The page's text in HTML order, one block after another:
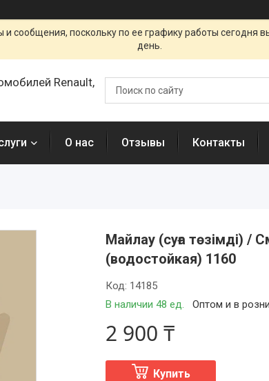
сообщения, поскольку по ее графику работы
день.
Renault,
О нас Отзывы Контакты
Майлау (суға төзімді) /
(водостойкая) 1160
В наличии 48 ед. Оптом и в
Код: 14185
2 900 ₸
Купить